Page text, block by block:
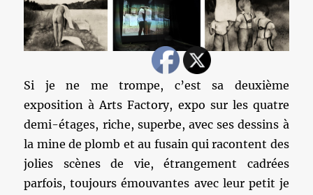
Si je ne me trompe, c’est sa deuxième
exposition à Arts Factory, expo sur les quatre
demi-étages, riche, superbe, avec ses dessins à
la mine de plomb et au fusain qui racontent des
jolies scènes de vie, étrangement cadrées
parfois, toujours émouvantes avec leur petit je